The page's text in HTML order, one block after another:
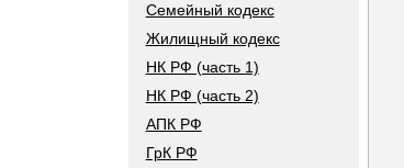
Семейный кодекс
Жилищный кодекс
НК РФ (часть 1)
НК РФ (часть 2)
АПК РФ
ГрК РФ